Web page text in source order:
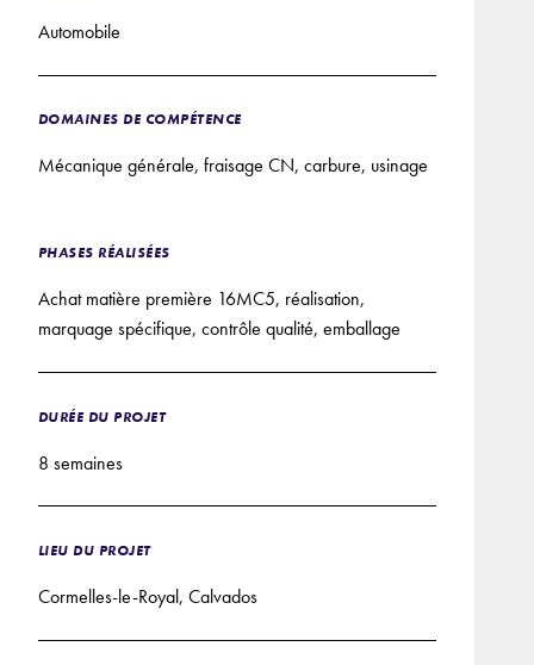
Automobile
DOMAINES DE COMPÉTENCE
Mécanique générale, fraisage CN, carbure, usinage
PHASES RÉALISÉES
Achat matière première 16MC5, réalisation,
marquage spécifique, contrôle qualité, emballage
DURÉE DU PROJET
8 semaines
LIEU DU PROJET
Cormelles-le-Royal, Calvados